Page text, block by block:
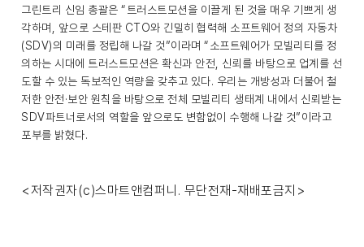
그린트리 신임 총괄은 “트러스트모션을 이끌게 된 것을 매우 기쁘게 생
각하며, 앞으로 스테판 CTO와 긴밀히 협력해 소프트웨어 정의 자동차
(SDV)의 미래를 정립해 나갈 것”이라며 “소프트웨어가 모빌리티를 정
의하는 시대에 트러스트모션은 확신과 안전, 신뢰를 바탕으로 업계를 선
도할 수 있는 독보적인 역량을 갖추고 있다. 우리는 개방성과 더불어 철
저한 안전·보안 원칙을 바탕으로 전체 모빌리티 생태계 내에서 신뢰받는
SDV파트너로서의 역할을 앞으로도 변함없이 수행해 나갈 것”이라고
포부를 밝혔다.
<저작권자(c)스마트앤컴퍼니. 무단전재-재배포금지>